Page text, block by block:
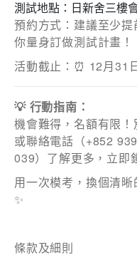
電話
國家/地區
感興趣範疇(可多選)
1.租務資訊 ​​
測試地點：日新舍三樓
預約方式：建議至少
你量身訂做測試計畫！
活動截止：⏰ 12月31
💡 行動指南：
機會難得，名額有限
或聯絡電話（+852
039）了解更多，立即
用一次模考，換個清晰
✨
條款及細則